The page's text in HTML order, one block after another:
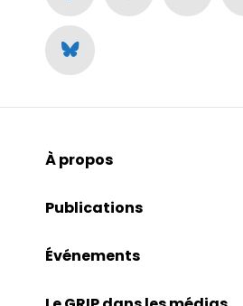
À propos
Publications
Événements